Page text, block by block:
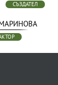
СЪЗДАТЕЛ